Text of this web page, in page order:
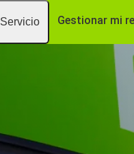
Servicio Gestionar mi